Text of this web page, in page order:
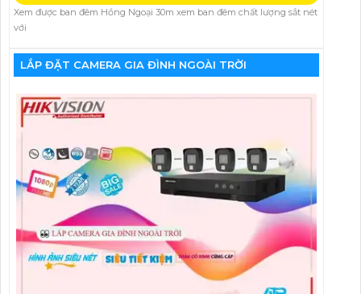
Xem được ban đêm Hồng Ngoại 30m xem ban đêm chất lượng sắt nét
với
LẮP ĐẶT CAMERA GIA ĐÌNH NGOÀI TRỜI